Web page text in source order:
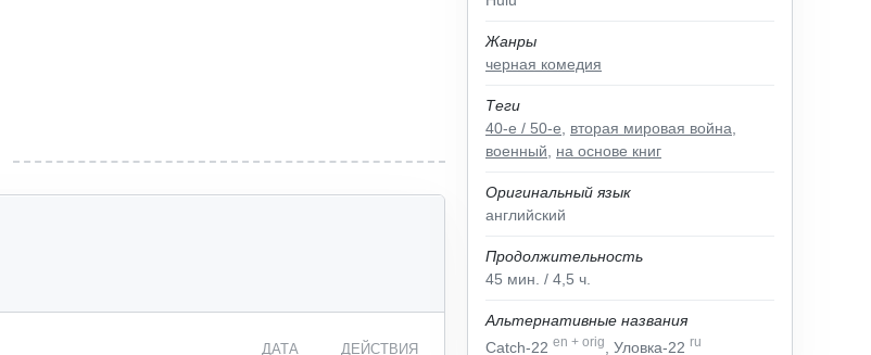
Жанры
черная комедия
Теги
40-е / 50-е
вторая мировая война
военный
на основе книг
Оригинальный язык
английский
Продолжительность
45 мин. / 4,5 ч.
Альтернативные названия
Catch-22 en + orig , Уловка-22 ru
ДАТА ДЕЙСТВИЯ